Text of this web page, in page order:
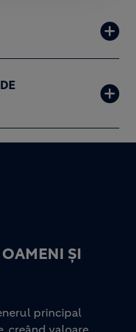
ȘI
principal
creând valoare